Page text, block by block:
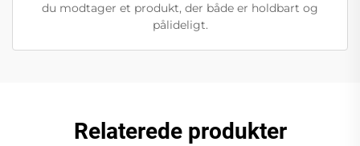
du modtager et produkt, der både er holdbart og
pålideligt.
Relaterede produkter